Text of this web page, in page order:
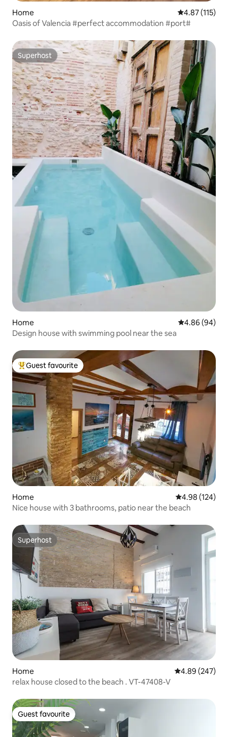
Home 4.87 out of 5
4.87 (115)
Oasis of Valencia #perfect accommodation #port#
Superhost
Superhost
Home 4.86 out of 5
4.86 (94)
Design house with swimming pool near the sea
Top guest favourite
Guest favourite
Home 4.98 out of 5
4.98 (124)
Nice house with 3 bathrooms, patio near the beach
Superhost
Superhost
Home 4.89 out of 5
4.89 (247)
relax house closed to the beach . VT-47408-V
Guest favourite
Guest favourite